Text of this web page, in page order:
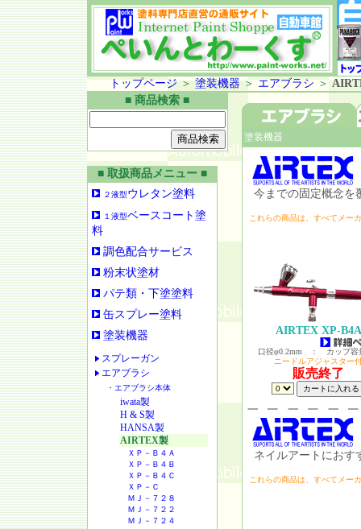
トップページ ＞ 塗装機器＞ エアブラシ ＞
■ 商品検索 ■
■ 取扱商品メニュー ■
２液型ウレタン塗料
１液型ベースコート塗
料
調色配合サービス
粉末状塗材
パテ類・下塗塗料
缶スプレー塗料
塗装機器
スプレーガン
エアブラシ
・エアブラシ本体
iwata製
H & S製
HANSA製
AIRTEX製
ＸＰ－Ｂ４Ａ
ＸＰ－Ｂ４Ｂ
ＸＰ－Ｂ４Ｃ
ＸＰ－Ｃ
ＭＪ－７２８
ＭＪ－７２２
ＭＪ－７２４
塗装機器
今までの固定概念を
これらの商品は、すべてメー
AIRTEX XP-B4A
口径φ0.2mm ： カップ容
ニードルアジャスター
販売終了
ネイルアートにおす
これらの商品は、すべてメー